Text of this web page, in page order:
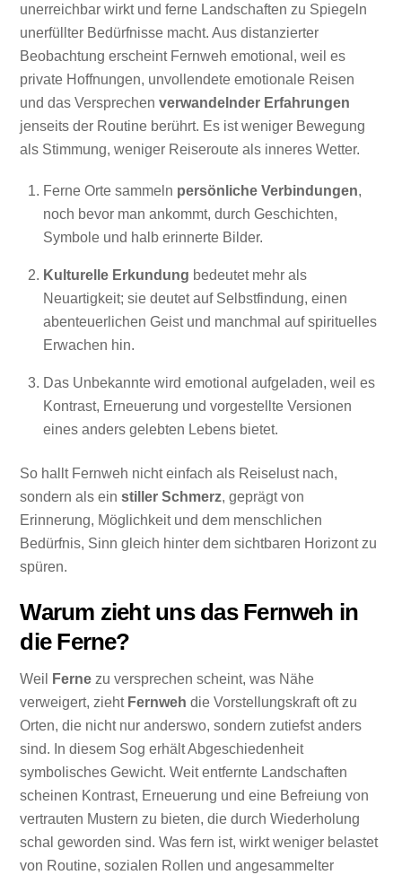
unerreichbar wirkt und ferne Landschaften zu Spiegeln
unerfüllter Bedürfnisse macht. Aus distanzierter
Beobachtung erscheint Fernweh emotional, weil es
private Hoffnungen, unvollendete emotionale Reisen
und das Versprechenverwandelnder Erfahrungen
jenseits der Routine berührt. Es ist weniger Bewegung
als Stimmung, weniger Reiseroute als inneres Wetter.
Ferne Orte sammeln persönliche Verbindungen,
noch bevor man ankommt, durch Geschichten,
Symbole und halb erinnerte Bilder.
Kulturelle Erkundung bedeutet mehr als
Neuartigkeit; sie deutet auf Selbstfindung, einen
abenteuerlichen Geist und manchmal auf spirituelles
Erwachen hin.
Das Unbekannte wird emotional aufgeladen, weil es
Kontrast, Erneuerung und vorgestellte Versionen
eines anders gelebten Lebens bietet.
So hallt Fernweh nicht einfach als Reiselust nach,
sondern als einstiller Schmerz, geprägt von
Erinnerung, Möglichkeit und dem menschlichen
Bedürfnis, Sinn gleich hinter dem sichtbaren Horizont zu
spüren.
Warum zieht uns das Fernweh in
die Ferne?
Weil Ferne zu versprechen scheint, was Nähe
verweigert, zieht Fernweh die Vorstellungskraft oft zu
Orten, die nicht nur anderswo, sondern zutiefst anders
sind. In diesem Sog erhält Abgeschiedenheit
symbolisches Gewicht. Weit entfernte Landschaften
scheinen Kontrast, Erneuerung und eine Befreiung von
vertrauten Mustern zu bieten, die durch Wiederholung
schal geworden sind. Was fern ist, wirkt weniger belastet
von Routine, sozialen Rollen und angesammelter